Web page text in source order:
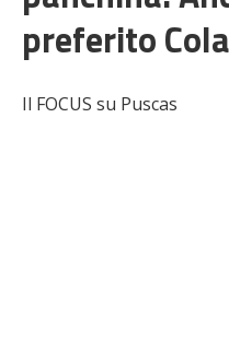
preferito
Il FOCUS su Puscas